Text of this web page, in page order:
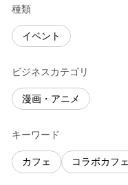
種類
イベント
ビジネスカテゴリ
漫画・アニメ
キーワード
カフェ コラボカフェ